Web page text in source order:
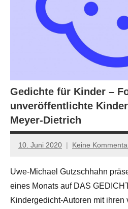
Gedichte für Kinder –
unveröffentlichte
Meyer-Dietrich
10. Juni 2020
Anton
Leitner
Keine
Uwe-Michael Gutzschhahn
eines Monats auf DAS
Kindergedicht-Autoren mit